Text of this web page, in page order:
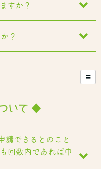
すか？
？
いて ◆
請できるとのこと
回数内であれば申